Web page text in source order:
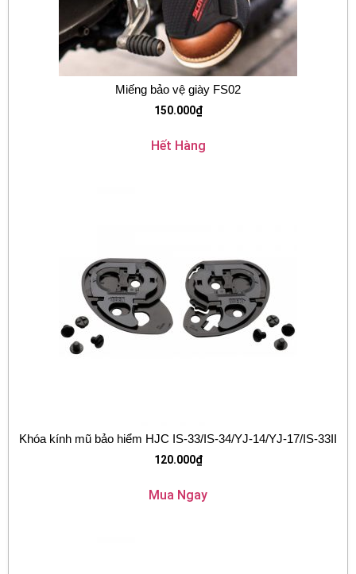
Miếng bảo vệ giày FS02
150.000₫
Hết Hàng
Khóa kính mũ bảo hiểm HJC IS-33/IS-34/YJ-14/YJ-17/IS-33II
120.000₫
Mua Ngay